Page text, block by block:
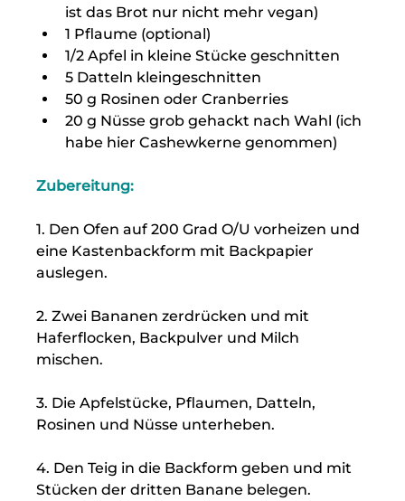
ist das Brot nur nicht mehr vegan)
1 Pflaume (optional)
1/2 Apfel in kleine Stücke geschnitten
5 Datteln kleingeschnitten
50 g Rosinen oder Cranberries
20 g Nüsse grob gehackt nach Wahl (ich
habe hier Cashewkerne genommen)
Zubereitung:
1. Den Ofen auf 200 Grad O/U vorheizen und
eine Kastenbackform mit Backpapier
auslegen.
2. Zwei Bananen zerdrücken und mit
Haferflocken, Backpulver und Milch
mischen.
3. Die Apfelstücke, Pflaumen, Datteln,
Rosinen und Nüsse unterheben.
4. Den Teig in die Backform geben und mit
Stücken der dritten Banane belegen.